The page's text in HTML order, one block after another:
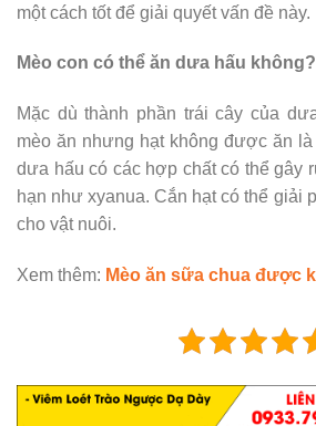
một cách tốt để giải quyết vấn đề này.
Mèo con có thể ăn dưa hấu không?
Mặc dù thành phần trái cây của
mèo ăn nhưng hạt không được ăn
dưa hấu có các hợp chất có thể gây
hạn như xyanua. Cắn hạt có thể giải
cho vật nuôi.
Xem thêm: Mèo ăn sữa chua được